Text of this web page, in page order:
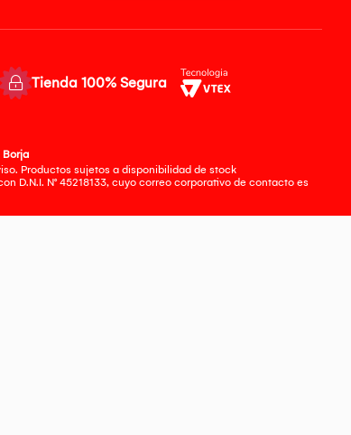
Tienda 100% Segura
Borja
Productos sujetos a disponibilidad de stock
D.N.I. N° 45218133, cuyo correo corporativo de contacto es